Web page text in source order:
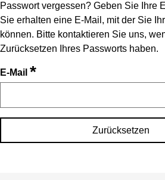
Passwort vergessen? Geben Sie Ihre
Sie erhalten eine E-Mail, mit der Sie
können. Bitte kontaktieren Sie uns,
Zurücksetzen Ihres Passworts haben.
E-Mail *
Zurücksetzen